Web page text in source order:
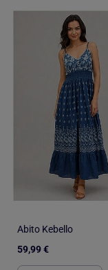
Abito Kebello
59,99 €